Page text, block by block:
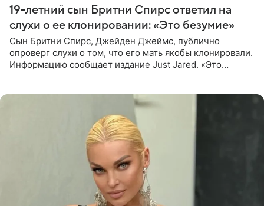
19-летний сын Бритни Спирс ответил на
слухи о ее клонировании: «Это безумие»
Сын Бритни Спирс, Джейден Джеймс, публично
опроверг слухи о том, что его мать якобы клонировали.
Информацию сообщает издание Just Jared. «Это